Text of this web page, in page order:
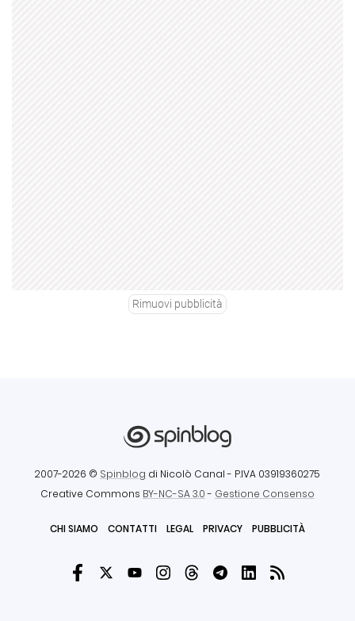
Rimuovi pubblicità
2007-2026 © Spinblog di Nicolò Canal - P.IVA 03919360275
Creative Commons BY-NC-SA 3.0- Gestione Consenso
CHI SIAMO CONTATTI LEGAL PRIVACY PUBBLICITÀ